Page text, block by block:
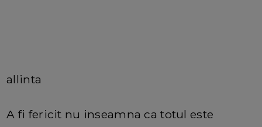
allinta
A fi fericit nu inseamna ca totul este